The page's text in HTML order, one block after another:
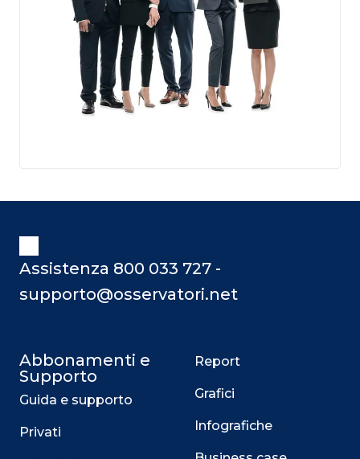
Assistenza 800 033 727 -
supporto@osservatori.net
Abbonamenti e
Supporto
Guida e supporto
Privati
Report
Grafici
Infografiche